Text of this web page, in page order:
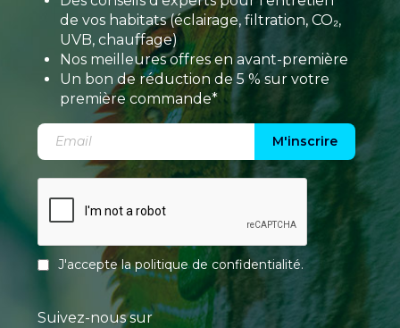
de vos habitats (éclairage, filtration, CO₂,
UVB, chauffage)
Nos meilleures offres en avant-première
Un bon de réduction de 5 % sur votre
première commande*
M'inscrire
J'accepte lapolitique de confidentialité.
Suivez-nous sur